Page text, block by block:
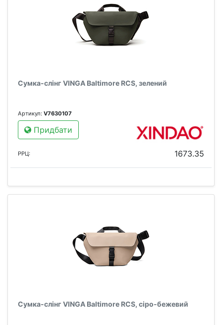
Сумка-слінг VINGA Baltimore RCS, зелений
Артикул: V7630107
Придбати
РРЦ: 1673.35
Сумка-слінг VINGA Baltimore RCS, сіро-бежевий